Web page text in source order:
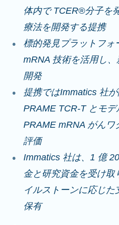
体内で TCER®分子を
療法を開発する提携
標的発見プラットフォ
mRNA 技術を活用し
開発
提携ではImmatics 社
PRAME TCR-T とモ
PRAME mRNA がんワ
評価
Immatics 社は、1 億
金と研究資金を受け
イルストーンに応じ
保有